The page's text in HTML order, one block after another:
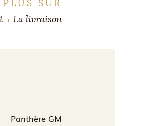
SUR
La livraison
Panthère GM